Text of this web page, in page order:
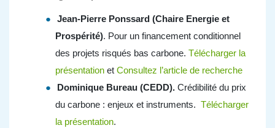
Jean-Pierre Ponssard (Chaire Energie et
Prospérité). Pour un financement conditionnel
des projets risqués bas carbone. Télécharger la
présentation et Consultez l’article de recherche
Dominique Bureau (CEDD).Crédibilité du prix
du carbone : enjeux et instruments. Télécharger
la présentation.